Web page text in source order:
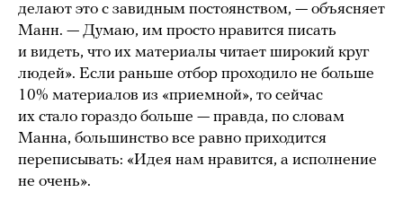
делают это с завидным постоянством, — объясняет
Манн. — Думаю, им просто нравится писать
и видеть, что их материалы читает широкий круг
людей». Если раньше отбор проходило не больше
10% материалов из «приемной», то сейчас
их стало гораздо больше — правда, по словам
Манна, большинство все равно приходится
переписывать: «Идея нам нравится, а исполнение
не очень».